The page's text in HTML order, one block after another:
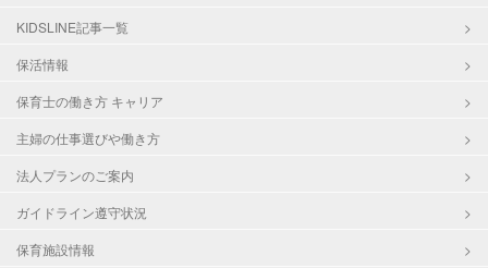
KIDSLINE記事一覧
保活情報
保育士の働き方 キャリア
主婦の仕事選びや働き方
法人プランのご案内
ガイドライン遵守状況
保育施設情報